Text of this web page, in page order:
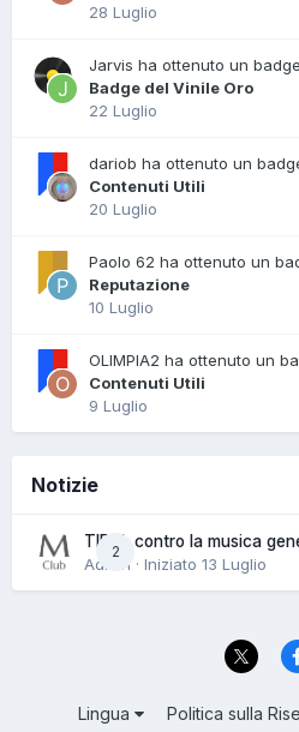
28 Luglio
Jarvis ha ottenuto un badge
Badge del Vinile Oro
22 Luglio
dariob ha ottenuto un
Contenuti Utili
20 Luglio
Paolo 62 ha ottenuto un
Reputazione
10 Luglio
OLIMPIA2 ha ottenuto un
Contenuti Utili
9 Luglio
Notizie
2
TIDAL contro la musica
Admin · Iniziato 13 Luglio
Lingua Politica sulla